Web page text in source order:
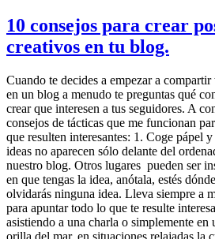
10 consejos para crear
creativos en tu blog.
Cuando te decides a empezar a
en un blog a menudo te preguntas qué
crear que interesen a tus seguidores. A
consejos de tácticas que me funcionan
que resulten interesantes: 1. Coge pápel
ideas no aparecen sólo delante del
nuestro blog. Otros lugares pueden ser
en que tengas la idea, anótala, estés
olvidarás ninguna idea. Lleva siempre a
para apuntar todo lo que te resulte
asistiendo a una charla o simplemente en